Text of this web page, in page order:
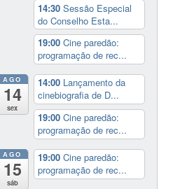
14:30Sessão Especial
do Conselho Esta...
19:00Cine paredão:
programação de rec...
AGO
14
sex
14:00 Lançamento da
cinebiografia de D...
19:00Cine paredão:
programação de rec...
AGO
15
sáb
19:00Cine paredão:
programação de rec...